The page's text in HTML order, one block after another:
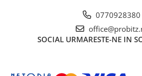
Multifunctionale Inkjet
0770928380
SOCIAL URMARESTE-NE IN